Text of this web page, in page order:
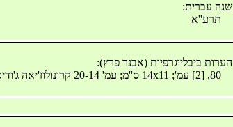
שנה עברית:
תרע''א
הערות ביבליוגרפיות (אבנר פרץ):
80, [2] עמ'; 14x11 ס''מ; עמ' 20-14 קרונולוז'יאה ג'ודיאה; 80-21 גולפי די אוז'ו סוב'רי 5670 מאת שמואל אשכנזי; או''ר